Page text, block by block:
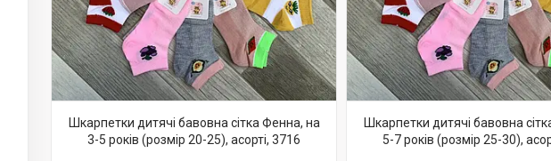
Шкарпетки дитячі бавовна сітка Фенна, на
3-5 років (розмір 20-25), асорті, 3716
Шкарпетки дитячі бавовна
5-7 років (розмір 25-30),